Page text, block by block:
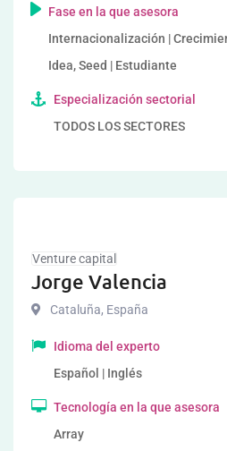
Fase en la que asesora
Internacionalización |
Idea, Seed | Estudiante
Especialización sectorial
TODOS LOS SECTORES
Venture capital
Jorge Valencia
Cataluña, España
Idioma del experto
Español | Inglés
Tecnología en la que asesora
Array